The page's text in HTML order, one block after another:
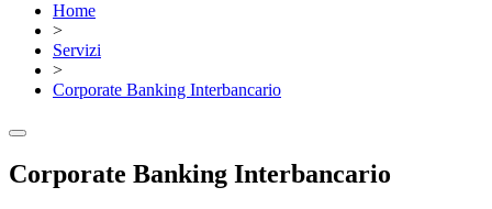
Home
>
Servizi
>
Corporate Banking Interbancario
Corporate Banking Interbancario